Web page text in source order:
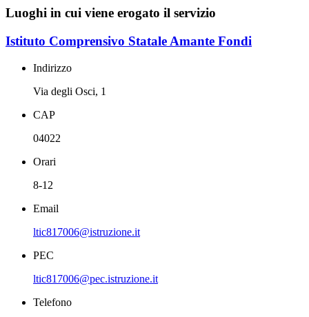
Luoghi in cui viene erogato il servizio
Istituto Comprensivo Statale Amante Fondi
Indirizzo
Via degli Osci, 1
CAP
04022
Orari
8-12
Email
ltic817006@istruzione.it
PEC
ltic817006@pec.istruzione.it
Telefono